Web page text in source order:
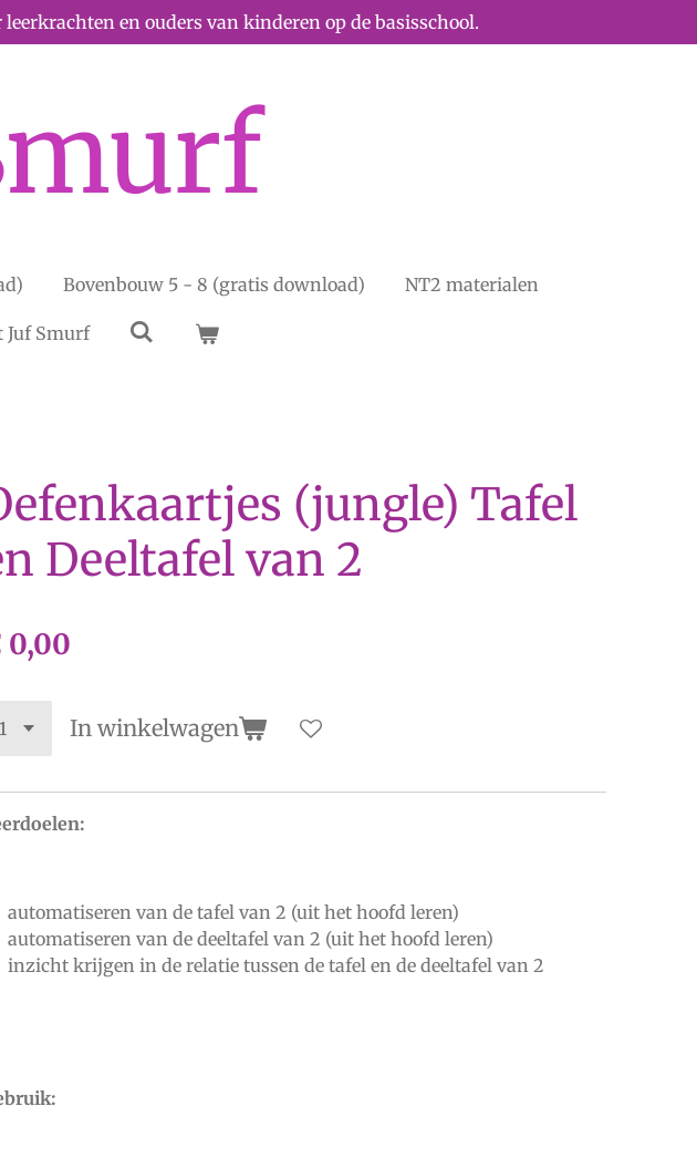
en ouders van kinderen op de basisschool.
Bovenbouw 5 - 8 (gratis download) NT2 materialen
Juf Smurf
(jungle) Tafel
Deeltafel van 2
0,00
In winkelwagen
automatiseren van de tafel van 2 (uit het hoofd leren)
automatiseren van de deeltafel van 2 (uit het hoofd leren)
inzicht krijgen in de relatie tussen de tafel en de deeltafel van 2